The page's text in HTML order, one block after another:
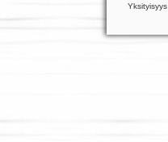
Yksityisyys